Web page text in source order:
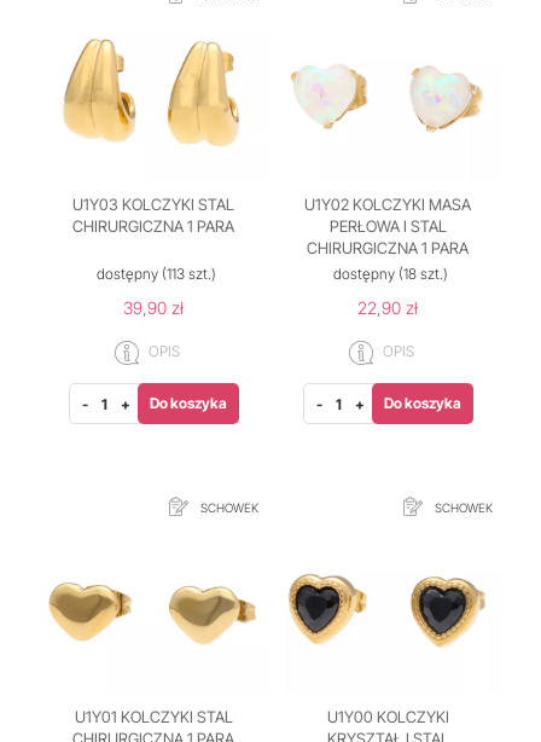
U1Y03 KOLCZYKI STAL
CHIRURGICZNA 1 PARA
dostępny (113 szt.)
39,90 zł
OPIS
- + Do koszyka
U1Y02 KOLCZYKI MASA
PERŁOWA I STAL
CHIRURGICZNA 1 PARA
dostępny (18 szt.)
22,90 zł
OPIS
- + Do koszyka
SCHOWEK
U1Y01 KOLCZYKI STAL
SCHOWEK
U1Y00 KOLCZYKI